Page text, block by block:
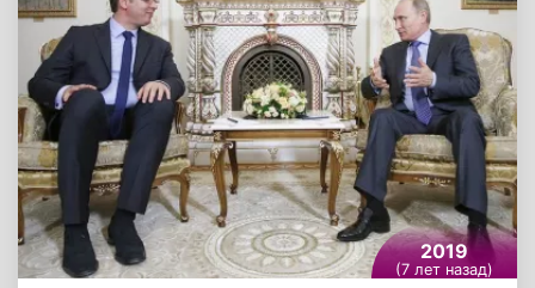
2019
(7 лет назад)